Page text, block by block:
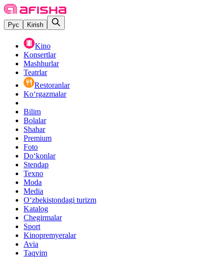
Рус Kirish
Kino
Konsertlar
Mashhurlar
Teatrlar
Restoranlar
Ko‘rgazmalar
Bilim
Bolalar
Shahar
Premium
Foto
Do‘konlar
Stendap
Texno
Moda
Media
O‘zbekistondagi turizm
Katalog
Chegirmalar
Sport
Kinopremyeralar
Avia
Taqvim